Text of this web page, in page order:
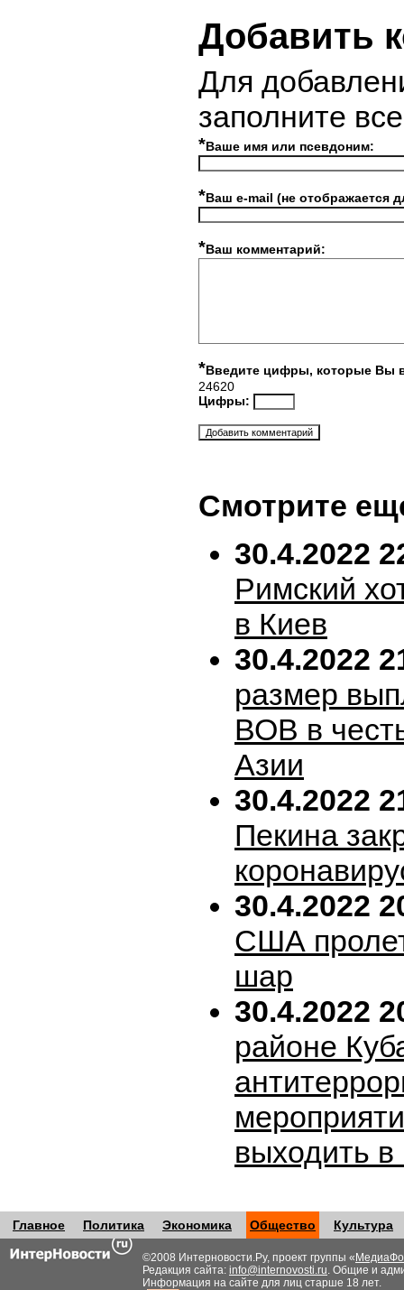
Добавить
Для
заполните
*Ваше имя или псевдоним:
*Ваш e-mail (не отображается
*Ваш комментарий:
*Введите цифры, которые Вы
24620
Цифры:
Смотрите
30.4.2022
Римский
в Киев
30.4.2022
размер
ВОВ в
Азии
30.4.2022
Пекина
30.4.2022
США
шар
30.4.2022
районе
выходить
Главное Политика Экономика Общество Культура
©2008 Интерновости.Ру, проект группы «
Редакция сайта: info@internovosti.ru. Общие и
Информация на сайте для лиц старше 18 лет.